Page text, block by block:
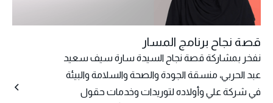
قصة نجاح برنامج المسار
نفخر بمشاركة قصة نجاح السيدة سارة سيف سعيد
عبد الحربي، منسقة الجودة والصحة والسلامة والبيئة
في شركة علي وأولاده لتوريدات وخدمات حقول